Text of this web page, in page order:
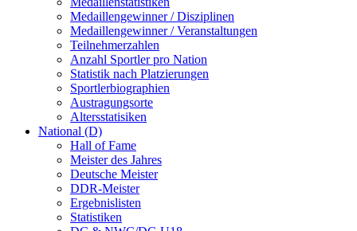
Medaillengewinner / Disziplinen
Medaillengewinner / Veranstaltungen
Teilnehmerzahlen
Anzahl Sportler pro Nation
Statistik nach Platzierungen
Sportlerbiographien
Austragungsorte
Altersstatisiken
National (D)
Hall of Fame
Meister des Jahres
Deutsche Meister
DDR-Meister
Ergebnislisten
Statistiken